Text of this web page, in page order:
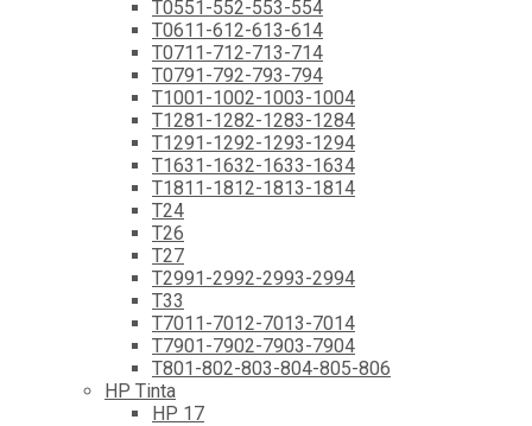
T0551-552-553-554
T0611-612-613-614
T0711-712-713-714
T0791-792-793-794
T1001-1002-1003-1004
T1281-1282-1283-1284
T1291-1292-1293-1294
T1631-1632-1633-1634
T1811-1812-1813-1814
T24
T26
T27
T2991-2992-2993-2994
T33
T7011-7012-7013-7014
T7901-7902-7903-7904
T801-802-803-804-805-806
HP Tinta
HP 17